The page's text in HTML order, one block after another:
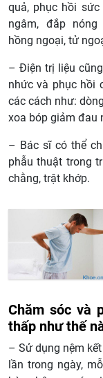
quả, phục hồi
ngâm, đắp
hồng ngoại, tử
– Điện trị liệu
nhức và phục hồi
các cách như:
xoa bóp giảm đau
– Bác sĩ có thể
phẫu thuật trong
chằng, trật khớp.
Chăm sóc và
thấp như thế
– Sử dụng nệm
lần trong ngày,